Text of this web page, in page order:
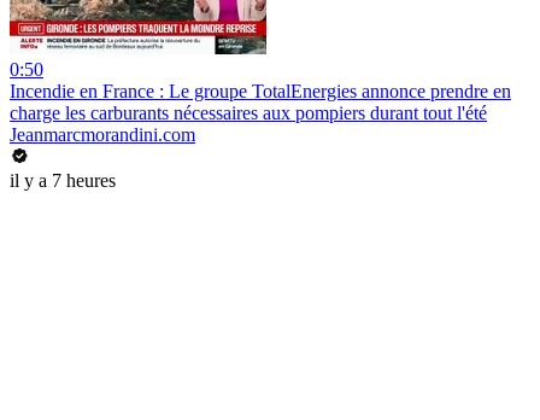
0:50
Incendie en France : Le groupe TotalEnergies annonce prendre en
charge les carburants nécessaires aux pompiers durant tout l'été
Jeanmarcmorandini.com
il y a 7 heures